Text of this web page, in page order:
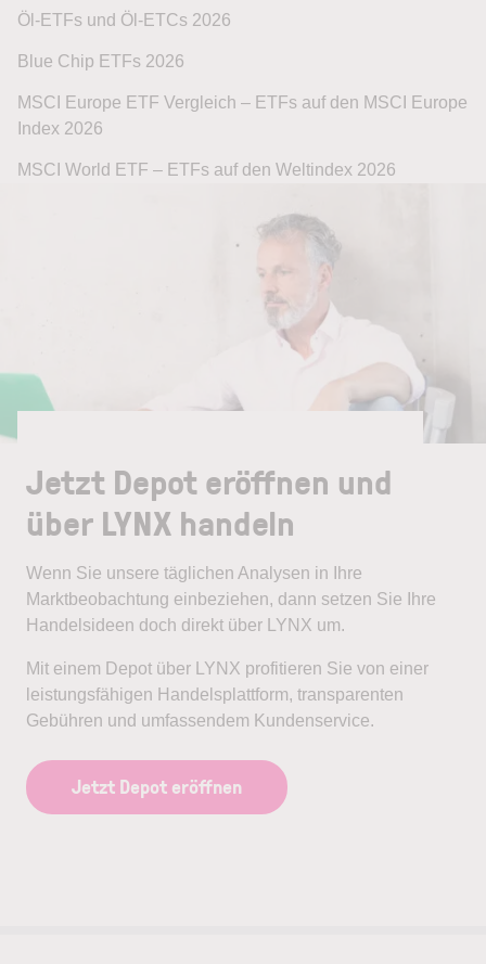
Öl-ETFs und Öl-ETCs 2026
Blue Chip ETFs 2026
MSCI Europe ETF Vergleich – ETFs auf den MSCI Europe
Index 2026
MSCI World ETF – ETFs auf den Weltindex 2026
Jetzt Depot eröffnen und
über LYNX handeln
Wenn Sie unsere täglichen Analysen in Ihre
Marktbeobachtung einbeziehen, dann setzen Sie Ihre
Handelsideen doch direkt über LYNX um.
Mit einem Depot über LYNX profitieren Sie von einer
leistungsfähigen Handelsplattform, transparenten
Gebühren und umfassendem Kundenservice.
Jetzt Depot eröffnen